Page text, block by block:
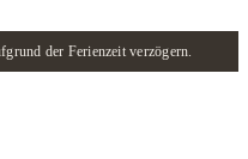
der Ferienzeit verzögern.